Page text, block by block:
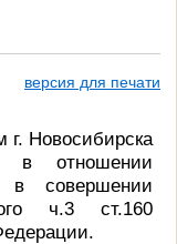
версия для печати
Новосибирска
в отношении
в совершении
ч.3 ст.160